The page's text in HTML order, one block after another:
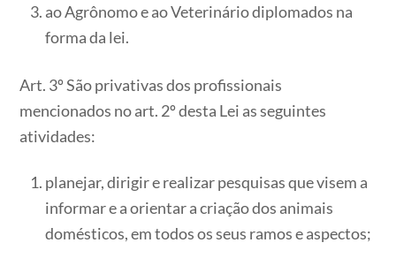
ao Agrônomo e ao Veterinário diplomados na
forma da lei.
Art. 3º São privativas dos profissionais
mencionados no art. 2º desta Lei as seguintes
atividades:
planejar, dirigir e realizar pesquisas que visem a
informar e a orientar a criação dos animais
domésticos, em todos os seus ramos e aspectos;